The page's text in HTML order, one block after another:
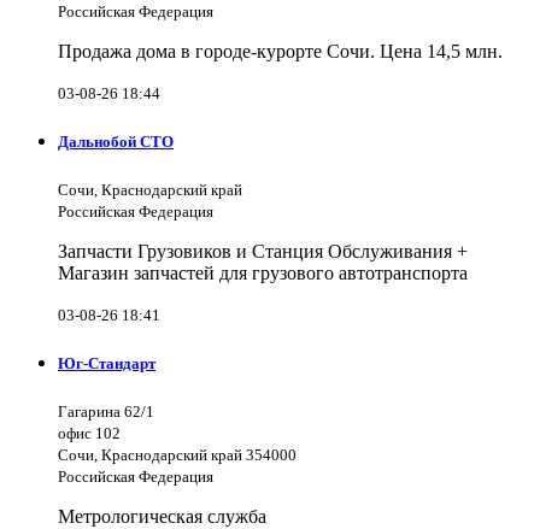
Российская Федерация
Продажа дома в городе-курорте Сочи. Цена 14,5 млн.
03-08-26 18:44
Дальнобой СТО
Сочи, Краснодарский край
Российская Федерация
Запчасти Грузовиков и Станция Обслуживания +
Магазин запчастей для грузового автотранспорта
03-08-26 18:41
Юг-Стандарт
Гагарина 62/1
офис 102
Сочи, Краснодарский край 354000
Российская Федерация
Метрологическая служба